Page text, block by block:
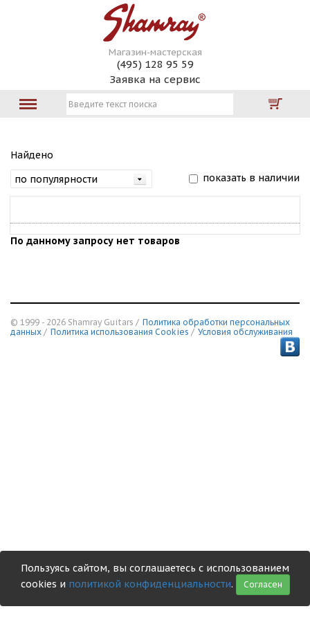
Магазин-мастерская
(495) 128 95 59
Заявка на сервис
Найдено
показать в наличии
По данному запросу нет товаров
© 1999 - 2026 Shamray Guitars / Политика обработки персональных
данных / Политика использования Сookies / Условия обслуживания
Пользуясь сайтом, вы соглашаетесь с использованием
cookies и политикой конфиденциальности. Согласен